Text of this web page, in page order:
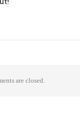
are closed.